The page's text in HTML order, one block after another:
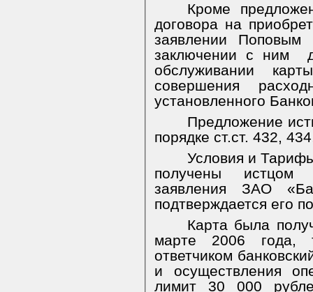
Кроме
договора на
заявлении
заключении с ним
обслуживании
совершения
установленного
Предложение
порядке ст.ст. 432,
Условия и
получены истцом
заявления ЗАО
подтверждается его
Карта была
марте 2006 года,
ответчиком
и осуществления
лимит 30 000